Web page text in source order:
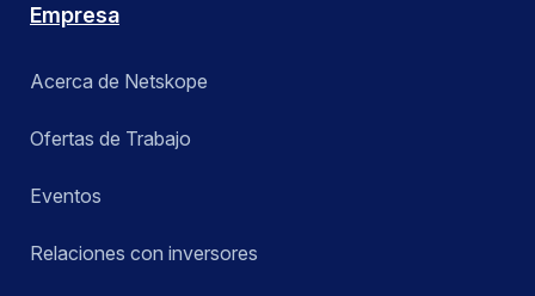
Empresa
Acerca de Netskope
Ofertas de Trabajo
Eventos
Relaciones con inversores